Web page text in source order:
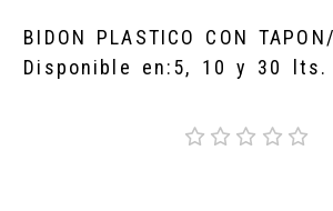
BIDON PLASTICO CON TAPON/
Disponible en:5, 10 y 30 lts.